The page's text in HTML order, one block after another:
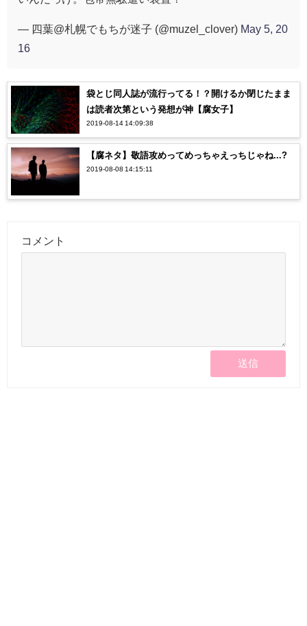
— 四葉@札幌でもちが迷子 (@muzel_clover) May 5, 20
16
袋とじ同人誌が流行ってる！？開けるか閉じたまま
は読者次第という発想が神【腐女子】
2019-08-14 14:09:38
【腐ネタ】敬語攻めってめっちゃえっちじゃね...?
2019-08-08 14:15:11
コメント